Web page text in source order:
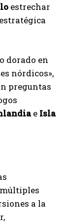
estrechar
dorado en
nórdicos»,
preguntas
e Isla
a la